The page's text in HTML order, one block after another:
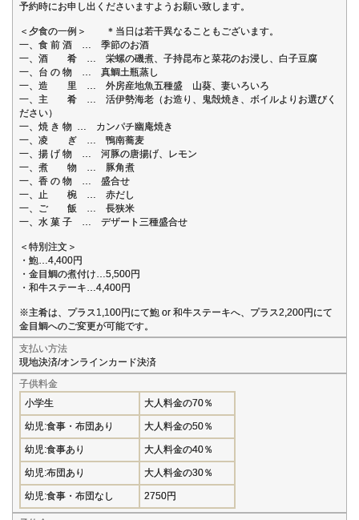
予約時にお申し出くださいますようお願い致します。
＜夕食の一例＞ ＊当日は若干異なることもございます。
一、食 前 酒 … 季節のお酒
一、酒 肴 … 栄螺の磯煮、子持昆布と菜花のお浸し、白子豆腐
一、台 の 物 … 真鯛土瓶蒸し
一、造 里 … 外房産地魚五種盛 山葵、妻いろいろ
一、主 肴 … 活伊勢海老（お造り、鬼殻焼き、ボイルよりお選びく
ださい）
一、焼 き 物 … カンパチ幽庵焼き
一、凌 ぎ … 鴨南蕎麦
一、揚 げ 物 … 河豚の唐揚げ、レモン
一、煮 物 … 豚角煮
一、香 の 物 … 盛合せ
一、止 椀 … 赤だし
一、ご 飯 … 長狭米
一、水 菓 子 … デザート三種盛合せ
＜特別注文＞
・鮑…4,400円
・金目鯛の煮付け…5,500円
・和牛ステーキ…4,400円
※主肴は、プラス1,100円にて鮑 or 和牛ステーキへ、プラス2,200円にて
金目鯛へのご変更が可能です。
支払い方法
現地決済/オンラインカード決済
子供料金
小学生
大人料金の70％
幼児:食事・布団あり 大人料金の50％
幼児:食事あり 大人料金の40％
幼児:布団あり 大人料金の30％
幼児:食事・布団なし 2750円